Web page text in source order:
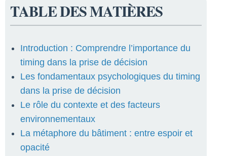
TABLE DES MATIÈRES
Introduction : Comprendre l’importance du
timing dans la prise de décision
Les fondamentaux psychologiques du timing
dans la prise de décision
Le rôle du contexte et des facteurs
environnementaux
La métaphore du bâtiment : entre espoir et
opacité